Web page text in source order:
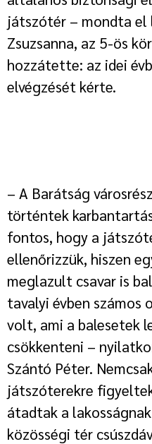
játszótér – mondta el
Zsuzsanna, az 5-ös
hozzátette: az idei
elvégzését kérte.
– A Barátság
történtek
fontos, hogy a
ellenőrizzük, hiszen
meglazult csavar is
tavalyi évben számos
volt, ami a balesetek
csökkenteni –
Szántó Péter.
játszóterekre
átadtak a
közösségi tér